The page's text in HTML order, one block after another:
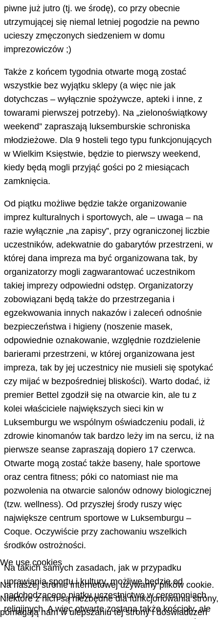
piwne już jutro (tj. we środę), co przy obecnie
utrzymującej się niemal letniej pogodzie na pewno
ucieszy zmęczonych siedzeniem w domu
imprezowiczów ;)
Także z końcem tygodnia otwarte mogą zostać
wszystkie bez wyjątku sklepy (a więc nie jak
dotychczas – wyłącznie spożywcze, apteki i inne, z
towarami pierwszej potrzeby). Na „zielonoświątkowy
weekend” zapraszają luksemburskie schroniska
młodzieżowe. Dla 9 hosteli tego typu funkcjonujących
w Wielkim Księstwie, będzie to pierwszy weekend,
kiedy będą mogli przyjąć gości po 2 miesiącach
zamknięcia.
Od piątku możliwe będzie także organizowanie
imprez kulturalnych i sportowych, ale – uwaga – na
razie wyłącznie „na zapisy”, przy ograniczonej liczbie
uczestników, adekwatnie do gabarytów przestrzeni, w
której dana impreza ma być organizowana tak, by
organizatorzy mogli zagwarantować uczestnikom
takiej imprezy odpowiedni odstęp. Organizatorzy
zobowiązani będą także do przestrzegania i
egzekwowania innych nakazów i zaleceń odnośnie
bezpieczeństwa i higieny (noszenie masek,
odpowiednie oznakowanie, względnie rozdzielenie
barierami przestrzeni, w której organizowana jest
impreza, tak by jej uczestnicy nie musieli się spotykać
czy mijać w bezpośredniej bliskości). Warto dodać, iż
premier Bettel zgodził się na otwarcie kin, ale tu z
kolei właściciele największych sieci kin w
Luksemburgu we wspólnym oświadczeniu podali, iż
zdrowie kinomanów tak bardzo leży im na sercu, iż na
pierwsze seanse zapraszają dopiero 17 czerwca.
Otwarte mogą zostać także baseny, hale sportowe
oraz centra fitness; póki co natomiast nie ma
pozwolenia na otwarcie salonów odnowy biologicznej
(tzw. wellness). Od przyszłej środy ruszy więc
największe centrum sportowe w Luksemburgu –
Coque. Oczywiście przy zachowaniu wszelkich
środków ostrożności.
Na takich samych zasadach, jak w przypadku
uprawiania sportu i kultury, możliwe będzie od
nadchodzącego piątku uczestnictwo w ceremoniach
religijnych. A więc otwarte zostaną także kościoły, ale
We use cookies
Na naszej stronie internetowej używamy plików cookie.
Niektóre z nich są niezbędne dla funkcjonowania
pomagają nam w ulepszaniu tej strony i doświadczeń